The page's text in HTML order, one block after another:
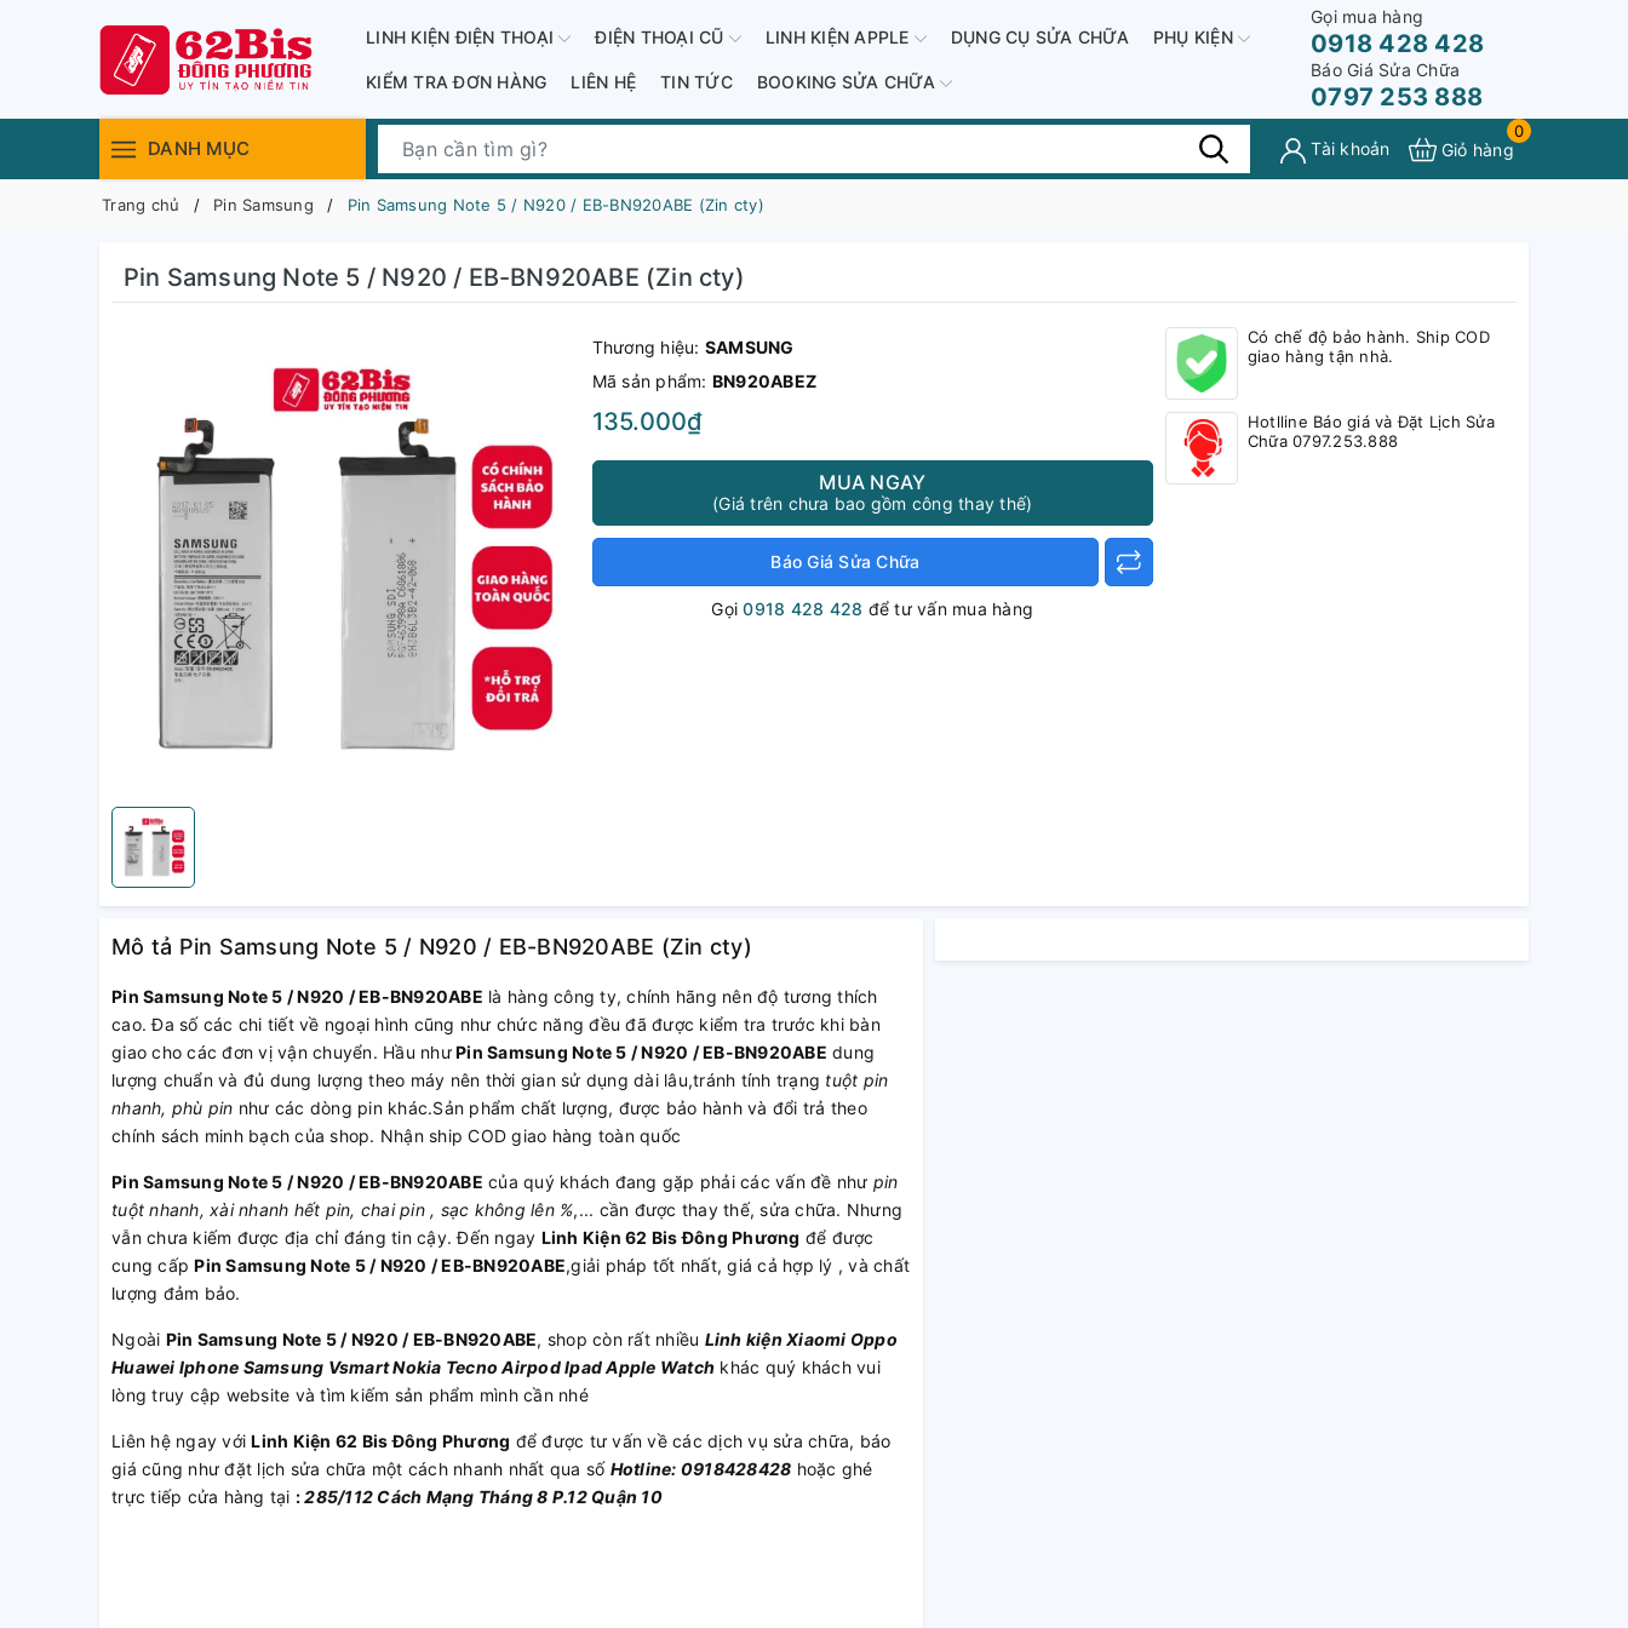
LINH KIỆN ĐIỆN THOẠI ĐIỆN THOẠI CŨ LINH KIỆN APPLE DỤNG CỤ SỬA CHỮA PHỤ KIỆN
KIỂM TRA ĐƠN HÀNG LIÊN HỆ TIN TỨC BOOKING SỬA CHỮA
Gọi mua hàng
0918 428 428
Báo Giá Sửa Chữa
0797 253 888
DANH MỤC Tài khoản
0
Giỏ hàng
Trang chủ Pin Samsung Pin Samsung Note 5 / N920 / EB-BN920ABE (Zin cty)
Pin Samsung Note 5 / N920 / EB-BN920ABE (Zin cty)
Thương hiệu: SAMSUNG
Mã sản phẩm: BN920ABEZ
135.000₫
MUA NGAY
(Giá trên chưa bao gồm công thay thế)
Báo Giá Sửa Chữa
Gọi0918 428 428 để tư vấn mua hàng
Có chế độ bảo hành. Ship COD
giao hàng tận nhà.
Hotlline Báo giá và Đặt Lịch Sửa
Chữa 0797.253.888
Mô tả Pin Samsung Note 5 / N920 / EB-BN920ABE (Zin cty)
Pin Samsung Note 5 / N920 / EB-BN920ABE là hàng công ty, chính hãng nên độ tương thích
cao. Đa số các chi tiết về ngoại hình cũng như chức năng đều đã được kiểm tra trước khi bàn
giao cho các đơn vị vận chuyển. Hầu nhưPin Samsung Note 5 / N920 / EB-BN920ABE dung
lượng chuẩn và đủ dung lượng theo máy nên thời gian sử dụng dài lâu,tránh tính trạng tuột pin
nhanh, phù pin như các dòng pin khác.Sản phẩm chất lượng, được bảo hành và đổi trả theo
chính sách minh bạch của shop. Nhận ship COD giao hàng toàn quốc
Pin Samsung Note 5 / N920 / EB-BN920ABE của quý khách đang gặp phải các vấn đề như pin
tuột nhanh, xài nhanh hết pin, chai pin , sạc không lên %,... cần được thay thế, sửa chữa. Nhưng
vẫn chưa kiếm được địa chỉ đáng tin cậy. Đến ngay Linh Kiện 62 Bis Đông Phương để được
cung cấpPin Samsung Note 5 / N920 / EB-BN920ABE,giải pháp tốt nhất, giá cả hợp lý , và chất
lượng đảm bảo.
Ngoài Pin Samsung Note 5 / N920 / EB-BN920ABE, shop còn rất nhiều Linh kiện Xiaomi Oppo
Huawei Iphone Samsung VsmartNokia Tecno AirpodIpadApple Watch khác quý khách vui
lòng truy cập website và tìm kiếm sản phẩm mình cần nhé
Liên hệ ngay vớiLinh Kiện 62 Bis Đông Phương để được tư vấn về các dịch vụ sửa chữa, báo
giá cũng như đặt lịch sửa chữa một cách nhanh nhất qua số Hotline: 0918428428 hoặc ghé
trực tiếp cửa hàng tại :285/112 Cách Mạng Tháng 8 P.12 Quận 10